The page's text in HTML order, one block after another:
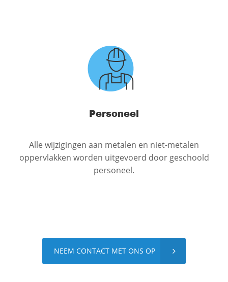
Personeel
Alle wijzigingen aan metalen en niet-metalen
oppervlakken worden uitgevoerd door geschoold
personeel.
NEEM CONTACT MET ONS OP